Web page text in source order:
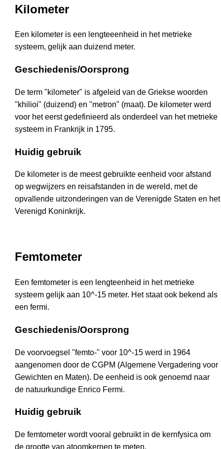
Kilometer
Een kilometer is een lengteeenheid in het metrieke
systeem, gelijk aan duizend meter.
Geschiedenis/Oorsprong
De term "kilometer" is afgeleid van de Griekse woorden
"khilioi" (duizend) en "metron" (maat). De kilometer werd
voor het eerst gedefinieerd als onderdeel van het metrieke
systeem in Frankrijk in 1795.
Huidig gebruik
De kilometer is de meest gebruikte eenheid voor afstand
op wegwijzers en reisafstanden in de wereld, met de
opvallende uitzonderingen van de Verenigde Staten en het
Verenigd Koninkrijk.
Femtometer
Een femtometer is een lengteenheid in het metrieke
systeem gelijk aan 10^-15 meter. Het staat ook bekend als
een fermi.
Geschiedenis/Oorsprong
De voorvoegsel "femto-" voor 10^-15 werd in 1964
aangenomen door de CGPM (Algemene Vergadering voor
Gewichten en Maten). De eenheid is ook genoemd naar
de natuurkundige Enrico Fermi.
Huidig gebruik
De femtometer wordt vooral gebruikt in de kernfysica om
de grootte van atoomkernen te meten.